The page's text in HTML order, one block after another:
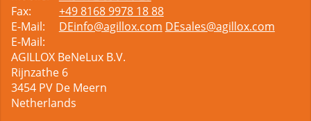
Fax:
+49 8168 9978 18 88
E-Mail:
DEinfo@agillox.com
E-Mail:
DEsales@agillox.com
AGILLOX BeNeLux B.V.
Rijnzathe 6
3454 PV De Meern
Netherlands